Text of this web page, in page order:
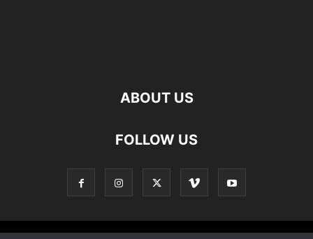
ABOUT US
FOLLOW US